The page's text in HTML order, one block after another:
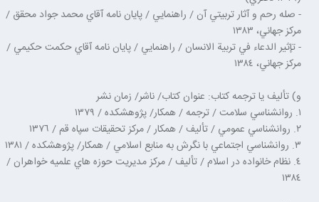
- صله رحم و آثار تربيتي آن / راهنمايي / پايان نامه آقاي محمد جواد محقق /
مركز جهاني، ١٣٨٣
- تإثير الدعاء في تربية الانسان / راهنمايي / پايان نامه آقاي حكمت حكيمي /
مركز جهاني، ١٣٨٤
و) تأليف يا ترجمه كتاب: عنوان كتاب/ ناشر/ زمان نشر
١. روانشناسي سلامت / ترجمه / همكار/ پژوهشكده / ١٣٧٩
٢. روانشناسي عمومي / تأليف / همكار / مركز تحقيقات سپاه قم / ١٣٧٦
٣. روانشناسي اجتماعي با نگرش به منابع اسلامي / همكار/ پژوهشكده / ١٣٨١
٤. نظام خانواده در اسلام / تأليف / مركز مديريت حوزه هاي علميه خواهران /
١٣٨٤